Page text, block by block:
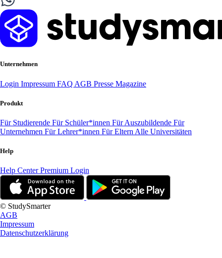
Unternehmen
Login Impressum FAQ AGB Presse Magazine
Produkt
Für Studierende Für Schüler*innen Für Auszubildende Für
Unternehmen Für Lehrer*innen Für Eltern Alle Universitäten
Help
Help CenterPremium Login
© StudySmarter
AGB
Impressum
Datenschutzerklärung